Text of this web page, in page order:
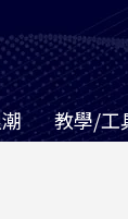
教學/工